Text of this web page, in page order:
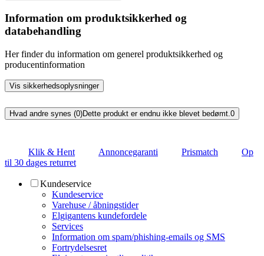
Information om produktsikkerhed og
databehandling
Her finder du information om generel produktsikkerhed og
producentinformation
Vis sikkerhedsoplysninger
Hvad andre synes (0)Dette produkt er endnu ikke blevet bedømt. 0
Klik & Hent Annoncegaranti Prismatch
Op
til 30 dages returret
Kundeservice
Kundeservice
Varehuse / åbningstider
Elgigantens kundefordele
Services
Information om spam/phishing-emails og SMS
Fortrydelsesret